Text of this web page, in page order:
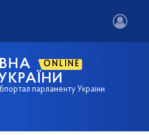
ONLINE
парламенту України